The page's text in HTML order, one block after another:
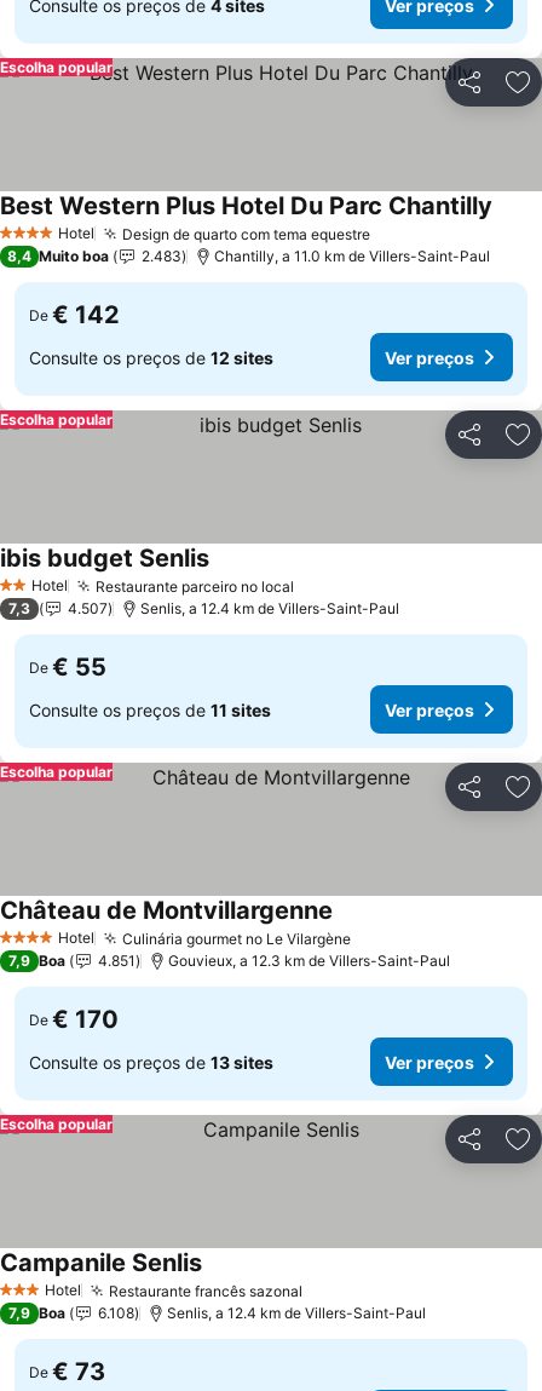
Consulte os preços de 4 sites Ver preços
Partilhar
Escolha popular
4 EstrelasHotel Design de quarto com tema equestre
Best Western Plus Hotel Du Parc Chantilly
8,4 Muito boa 2.483 Chantilly, a 11.0 km de Villers-Saint-Paul
De € 142
Consulte os preços de 12 sites Ver preços
Partilhar
Escolha popular
2 Estrelas
Hotel Restaurante parceiro no local
ibis budget Senlis
7,3 4.507 Senlis, a 12.4 km de Villers-Saint-Paul
De € 55
Consulte os preços de 11 sites Ver preços
Partilhar
Escolha popular
4 EstrelasHotel Culinária gourmet no Le Vilargène
Château de Montvillargenne
7,9 Boa 4.851 Gouvieux, a 12.3 km de Villers-Saint-Paul
De € 170
Consulte os preços de 13 sites Ver preços
Partilhar
Escolha popular
3 EstrelasHotel Restaurante francês sazonal
Campanile Senlis
7,9 Boa 6.108 Senlis, a 12.4 km de Villers-Saint-Paul
De € 73